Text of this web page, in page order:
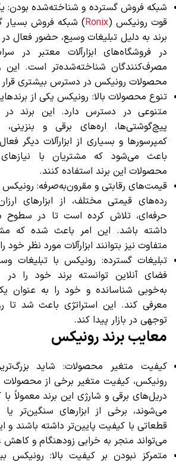
شبکه فروش گسترده و شناخته‌شده بودن:
قوت رونیکس (Ronix) شبکه فروش
برند به دلیل تبلیغات وسیع، حضور فعال
در فروشگاه‌های ابزارآلات معتبر در
مصرف‌کنندگان شناخته‌شده‌تر است. این
محصولات رونیکس در دسترس بیشتری قرار
تنوع محصولات بالا: رونیکس یکی از
متنوعی در دسترس دارد. این برند در
پیچ‌گوشتی‌ها، اره‌های برقی و
کمپرسورها و بسیاری از ابزارآلات دیگر
باعث می‌شود که مشتریان با
محصولات این برند استفاده کنند.
قیمت‌های رقابتی و مقرون‌به‌صرفه: رونیکس
رده‌های قیمتی مختلف، از ابزارهای
حرفه‌ای، تلاش کرده است تا در سطوح
داشته باشد. این امر باعث شده که
متفاوت نیز بتوانند ابزارآلات مورد نظر خود
تبلیغات گسترده: رونیکس با تبلیغات
فضای آنلاین توانسته برند خود را
به‌خوبی شناسانده و خود را به عنوان
معرفی کند. این استراتژی باعث شد تا
توجهی در بازار پیدا کند.
معایب برند رونیکس
کیفیت متغیر محصولات: شاید
رونیکس، کیفیت متغیر برخی از
دریل‌های برقی و شارژی این برند معمولاً
می‌شوند، برخی از ابزارهای سنگین‌تر
قطعاتی با کیفیت پایین‌تر داشته باشند و
می‌تواند منجر به خرابی زودهنگام و کاهش
متمرکز نبودن بر کیفیت بالا: رونیکس